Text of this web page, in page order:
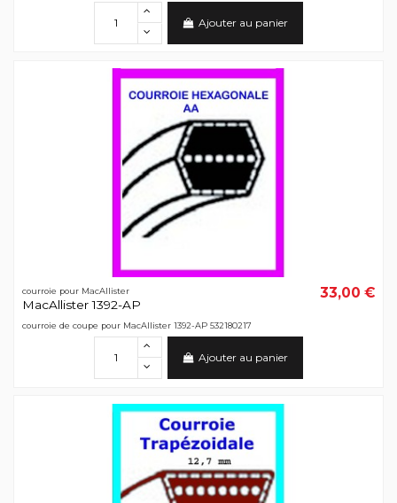
Ajouter au panier
courroie pour MacAllister
MacAllister 1392-AP
33,00 €
courroie de coupe pour MacAllister 1392-AP 532180217
Ajouter au panier